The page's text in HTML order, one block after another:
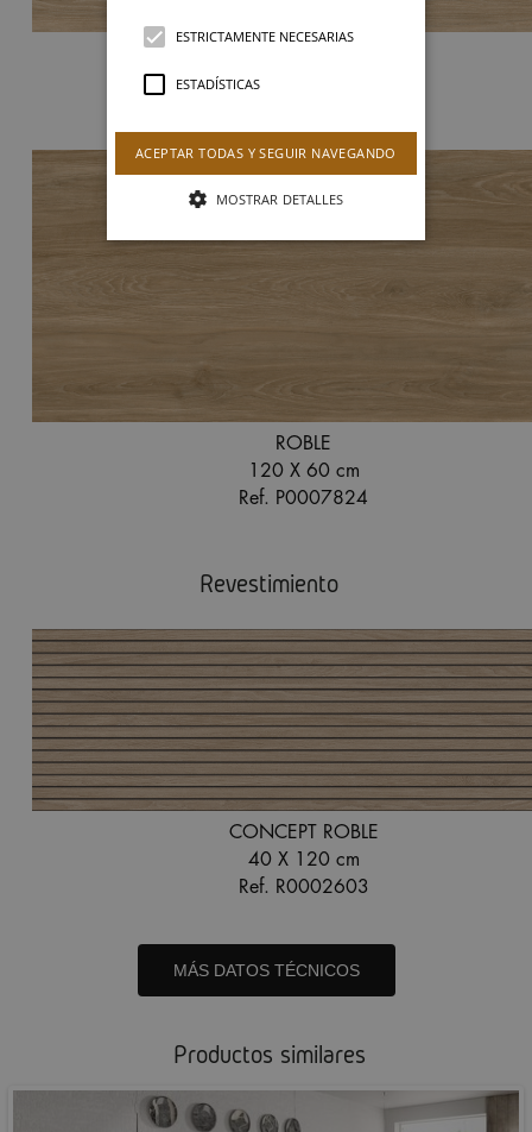
120 X 20 cm
ROBLE
120 X 60 cm
Ref. P0007824
Revestimiento
CONCEPT ROBLE
40 X 120 cm
Ref. R0002603
MÁS DATOS TÉCNICOS
Productos similares
COVENT
ESTRICTAMENTE NECESARIAS
ESTADÍSTICAS
ACEPTAR TODAS Y SEGUIR NAVEGANDO
MOSTRAR DETALLES